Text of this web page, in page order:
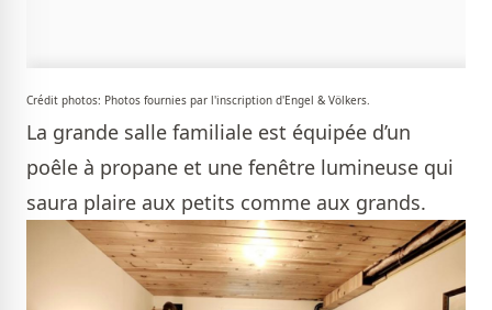
Crédit photos: Photos fournies par l'inscription d'Engel & Völkers.
La grande salle familiale est équipée d’un
poêle à propane et une fenêtre lumineuse qui
saura plaire aux petits comme aux grands.